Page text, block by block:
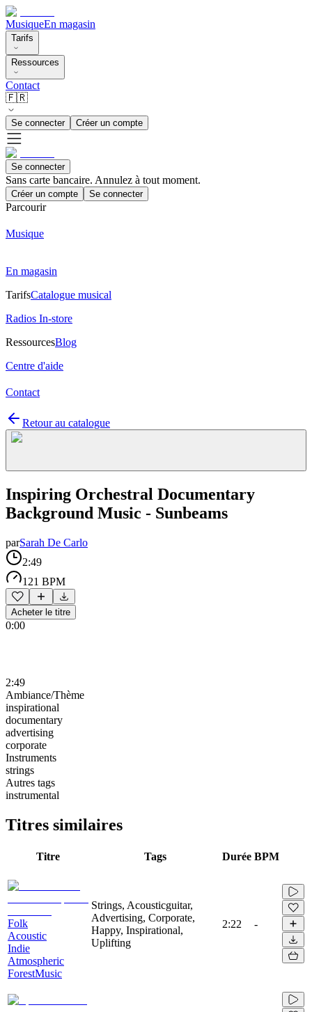
MusiqueEn magasin
Tarifs
Ressources
Contact
🇫🇷
Se connecter Créer un compte
Se connecter
Sans carte bancaire. Annulez à tout moment.
Créer un compte Se connecter
Parcourir
Musique
En magasin
TarifsCatalogue musical
Radios In-store
RessourcesBlog
Centre d'aide
Contact
Retour au catalogue
Inspiring Orchestral Documentary
Background Music - Sunbeams
parSarah De Carlo
2:49
121 BPM
Acheter le titre
0:00
2:49
Ambiance/Thème
inspirational
documentary
advertising
corporate
Instruments
strings
Autres tags
instrumental
Titres similaires
Titre Tags Durée BPM
Folk
Acoustic
Indie
Atmospheric
ForestMusic
Strings, Acousticguitar,
Advertising, Corporate,
Happy, Inspirational,
Uplifting
2:22 -